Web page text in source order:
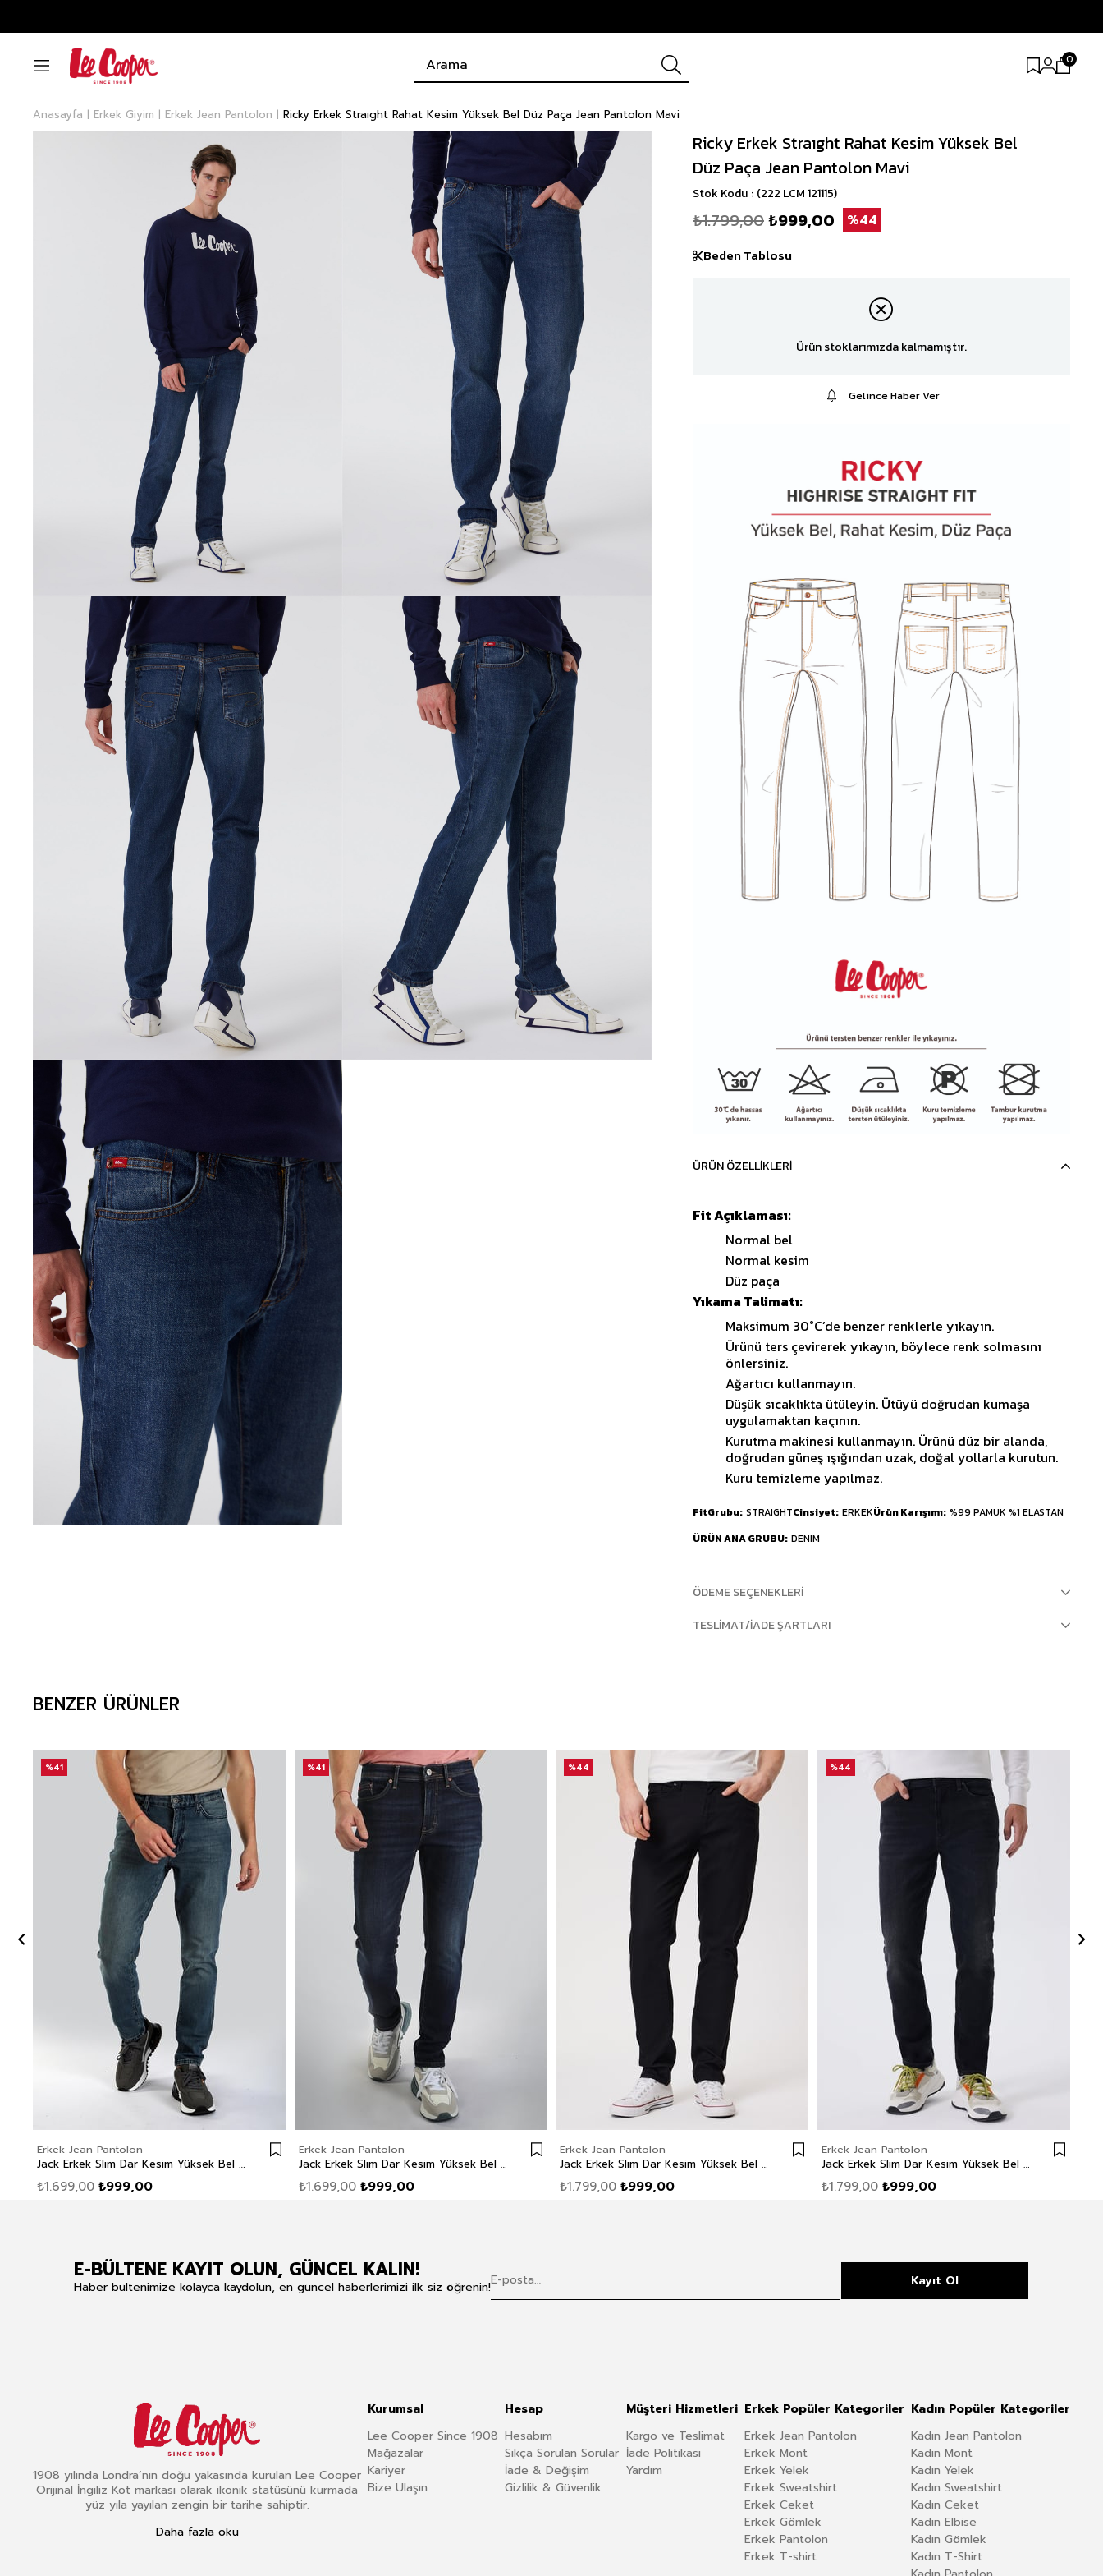
0
Anasayfa Erkek Giyim Erkek Jean Pantolon Ricky Erkek Straıght Rahat Kesim Yüksek Bel Düz Paça Jean Pantolon Mavi
Ricky Erkek Straıght Rahat Kesim Yüksek Bel
Düz Paça Jean Pantolon Mavi
Stok Kodu (222 LCM 121115)
₺1.799,00₺999,00 44
Beden Tablosu
Ürün stoklarımızda kalmamıştır.
Gelince Haber Ver
ÜRÜN ÖZELLIKLERI
Fit Açıklaması:
Normal bel
Normal kesim
Düz paça
Yıkama Talimatı:
Maksimum 30°C’de benzer renklerle yıkayın.
Ürünü ters çevirerek yıkayın, böylece renk solmasını
önlersiniz.
Ağartıcı kullanmayın.
Düşük sıcaklıkta ütüleyin. Ütüyü doğrudan kumaşa
uygulamaktan kaçının.
Kurutma makinesi kullanmayın. Ürünü düz bir alanda,
doğrudan güneş ışığından uzak, doğal yollarla kurutun.
Kuru temizleme yapılmaz.
FitGrubu STRAIGHTCinsiyet ERKEKÜrün Karışımı %99 PAMUK %1 ELASTAN
ÜRÜN ANA GRUBU DENIM
ÖDEME SEÇENEKLERI
TESLIMAT/İADE ŞARTLARI
BENZER ÜRÜNLER
Erkek Jean Pantolon
Jack Erkek Slım Dar Kesim Yüksek Bel Dar Paça Jean Pantolon Mavi
₺999,00
₺1.699,00
%41
Erkek Jean Pantolon
Jack Erkek Slım Dar Kesim Yüksek Bel Dar Paça Jean Pantolon Mavi
₺999,00
₺1.699,00
%41
Erkek Jean Pantolon
Jack Erkek Slım Dar Kesim Yüksek Bel Dar Paça Jean Pantolon Siyah
₺999,00
₺1.799,00
%44
Erkek Jean Pantolon
Jack Erkek Slım Dar Kesim Yüksek Bel Dar Paça Jean Pantolon Gri
₺999,00
₺1.799,00
%44
E-BÜLTENE KAYIT OLUN, GÜNCEL KALIN!
Haber bültenimize kolayca kaydolun, en güncel haberlerimizi ilk siz öğrenin! Kayıt Ol
1908 yılında Londra’nın doğu yakasında kurulan Lee Cooper
Orijinal İngiliz Kot markası olarak ikonik statüsünü kurmada
yüz yıla yayılan zengin bir tarihe sahiptir.
Daha fazla oku
Kurumsal
Lee Cooper Since 1908
Mağazalar
Kariyer
Bize Ulaşın
Hesap
Hesabım
Sıkça Sorulan Sorular
İade & Değişim
Gizlilik & Güvenlik
Müşteri Hizmetleri
Kargo ve Teslimat
İade Politikası
Yardım
Erkek Popüler Kategoriler
Erkek Jean Pantolon
Erkek Mont
Erkek Yelek
Erkek Sweatshirt
Erkek Ceket
Erkek Gömlek
Erkek Pantolon
Erkek T-shirt
Kadın Popüler Kategoriler
Kadın Jean Pantolon
Kadın Mont
Kadın Yelek
Kadın Sweatshirt
Kadın Ceket
Kadın Elbise
Kadın Gömlek
Kadın T-Shirt